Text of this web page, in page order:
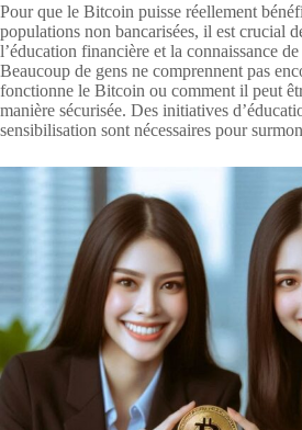
Pour que le Bitcoin puisse réellement
populations non bancarisées, il est crucial
l’éducation financière et la connaissance
Beaucoup de gens ne comprennent pas
fonctionne le Bitcoin ou comment il peut
manière sécurisée. Des initiatives
sensibilisation sont nécessaires pour